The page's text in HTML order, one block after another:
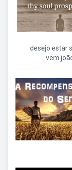
desejo estar
vem